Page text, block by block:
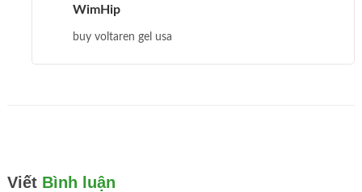
WimHip
buy voltaren gel usa
Viết Bình luận